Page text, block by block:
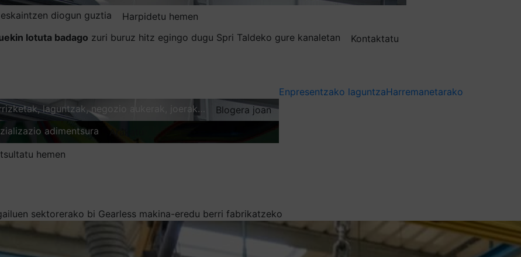
diogun guztia
Harpidetu hemen
lotuta badago zuri buruz hitz egingo dugu Spri Taldeko gure kanaletan
Kontaktatu
laguntzak, negozio aukerak, joerak…
Blogera joan
adimentsura
hemen
Enpresentzako laguntzaHarremanetarako
sektorerako bi Gearless makina-eredu berri fabrikatzeko